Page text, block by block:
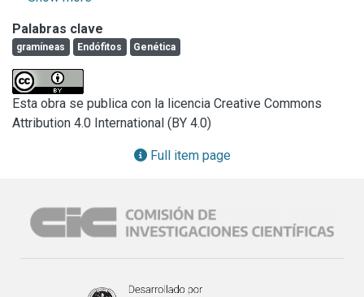
Nasella trichotoma (=Stipa trichotoma), N. neesiana (=S.
neesiana), N. megapotamia (=S. megapotamia). Sporobolus
indicus, y Botriochloa laguroides (especies de valor
forrajero) y Poa iridifolia (de valor ornamental). Para ello, se
organizaron y realizaron viajes de colecta junto a un
docente de la asignatura Botánica Agrícola (asesor de mi
Tesis de Maestría). En los mismos se muestrearon de 2-4
El método de cosecha fue por derivación (las semillas
provenientes de cada planta se almacenaron en sobres
para favorecer la pérdida de humedad y evitar
Palabras clave
gramíneas Endófitos Genética
Esta obra se publica con la licencia Creative Commons
Attribution 4.0 International (BY 4.0)
Full item page